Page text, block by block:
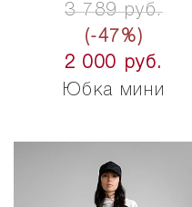
3 789 руб.
(-47%)
2 000 руб.
Юбка мини